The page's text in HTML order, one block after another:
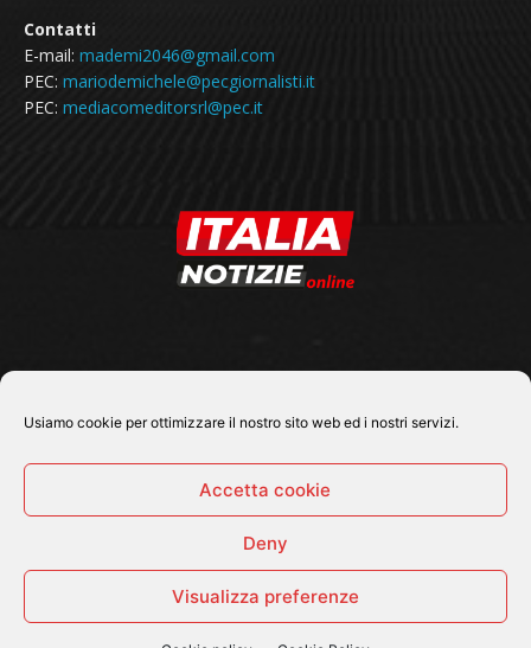
Usiamo cookie per ottimizzare il nostro sito web ed i nostri servizi.
Accetta cookie
Deny
Visualizza preferenze
Contatti
E-mail: mademi2046@gmail.com
PEC: mariodemichele@pecgiornalisti.it
PEC: mediacomeditorsrl@pec.it
© 2026 Tutti i diritti riservati - Italia Notizie .online |
Cronaca Economia